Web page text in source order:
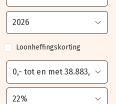
Loonheffingskorting